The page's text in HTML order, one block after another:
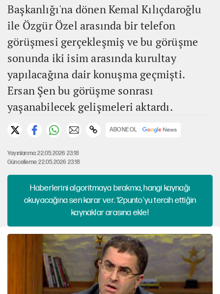
Başkanlığı'na dönen Kemal Kılıçdaroğlu
ile Özgür Özel arasında bir telefon
görüşmesi gerçekleşmiş ve bu görüşme
sonunda iki isim arasında kurultay
yapılacağına dair konuşma geçmişti.
Ersan Şen bu görüşme sonrası
yaşanabilecek gelişmeleri aktardı.
ABONE OL
Yayınlanma: 22.05.2026 23:18
Güncelleme: 22.05.2026 23:18
Haberlerini algoritmaya bırakma, hangi kaynağı
okuyacağına sen karar ver. 12punto'yu tercih ettiğin
kaynaklar arasına ekle!